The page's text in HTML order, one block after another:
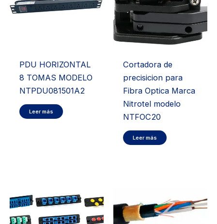
PDU HORIZONTAL
8 TOMAS MODELO
NTPDU081501A2
Leer más
Cortadora de
precisicion para
Fibra Optica Marca
Nitrotel modelo
NTFOC20
Leer más